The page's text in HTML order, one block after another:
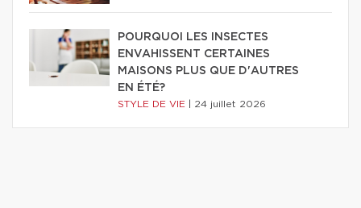
POURQUOI LES INSECTES
ENVAHISSENT CERTAINES
MAISONS PLUS QUE D'AUTRES
EN ÉTÉ?
STYLE DE VIE 24 juillet 2026